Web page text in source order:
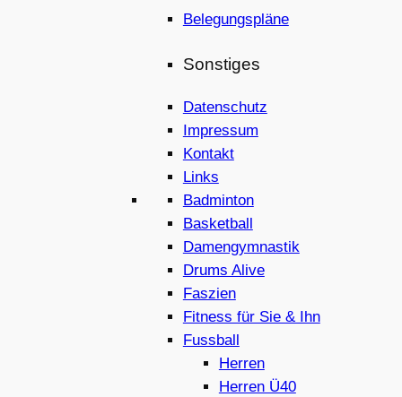
Belegungspläne
Sonstiges
Datenschutz
Impressum
Kontakt
Links
Badminton
Basketball
Damengymnastik
Drums Alive
Faszien
Fitness für Sie & Ihn
Fussball
Herren
Herren Ü40